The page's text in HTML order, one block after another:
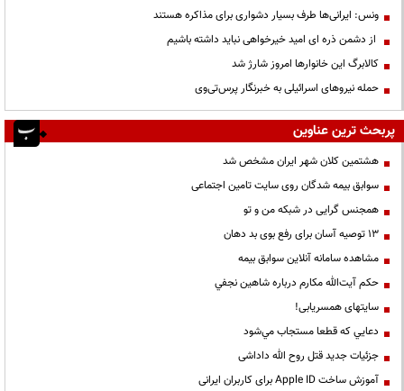
ونس: ایرانی‌ها طرف بسیار دشواری برای مذاکره هستند
از دشمن ذره ای امید خیرخواهی نباید داشته باشیم
کالابرگ این خانوارها امروز شارژ شد
حمله نیروهای اسرائیلی به خبرنگار پرس‌تی‌وی
پربحث ترین عناوین
هشتمین کلان شهر ایران مشخص شد
سوابق بیمه شدگان روی سایت تامین اجتماعی
همجنس گرایی در شبکه من و تو
13 توصیه آسان برای رفع بوی بد دهان
مشاهده سامانه آنلاين سوابق بیمه
حكم آيت‌الله مكارم درباره شاهين نجفي
سایتهای همسریابی!
دعايي كه قطعا مستجاب مي‌شود
جزئیات جدید قتل روح الله داداشی
آموزش ساخت Apple ID برای کاربران ایرانی